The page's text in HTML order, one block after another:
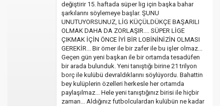
değiştirir 15. haftada süper lig için başka bahar
şarkılarını söylemeye başlar. ŞUNU
UNUTUYORSUNUZ, LİG KÜÇÜLDÜKÇE BAŞARILI
OLMAK DAHA DA ZORLAŞIR.... SÜPER LİGE
ÇIKMAK İÇİN ÖNCE İYİ BİR LOBİNİNİZİN OLMASI
GEREKİR... Bir ömer ile bir zafer ile bu işler olmaz...
Geçen gün yeni başkan ile bir ortamda tesadüfen
bir arada bulunduk. Yeni tanıştığı birine 21 trilyon
borç ile kulübü devraldıklarını söylüyordu. Bahattin
bey kulüplerin özelleri herkesle her ortamda
paylaşılmaz... Hele yeni tanıştığınız birisi ile hiçbir
zaman... Aldığınız futbolculardan kulübün ne kadar